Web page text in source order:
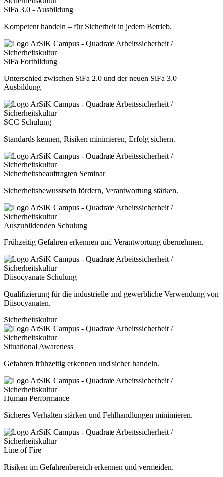
SiFa 3.0 - Ausbildung
Kompetent handeln – für Sicherheit in jedem Betrieb.
SiFa Fortbildung
Unterschied zwischen SiFa 2.0 und der neuen SiFa 3.0 –
Ausbildung
SCC Schulung
Standards kennen, Risiken minimieren, Erfolg sichern.
Sicherheitsbeauftragten Seminar
Sicherheitsbewusstsein fördern, Verantwortung stärken.
Auszubildenden Schulung
Frühzeitig Gefahren erkennen und Verantwortung übernehmen.
Diisocyanate Schulung
Qualifizierung für die industrielle und gewerbliche Verwendung von
Diisocyanaten.
Sicherheitskultur
Situational Awareness
Gefahren frühzeitig erkennen und sicher handeln.
Human Performance
Sicheres Verhalten stärken und Fehlhandlungen minimieren.
Line of Fire
Risiken im Gefahrenbereich erkennen und vermeiden.